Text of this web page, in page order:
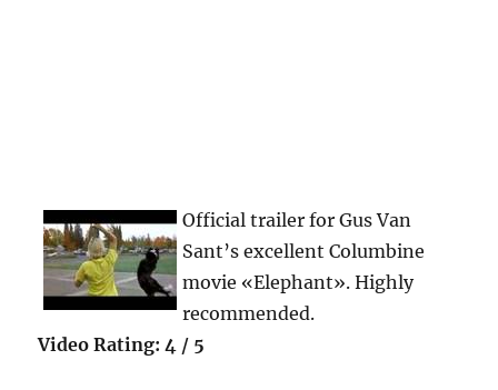
Official trailer for Gus Van
Sant’s excellent Columbine
movie «Elephant». Highly
recommended.
Video Rating: 4 / 5